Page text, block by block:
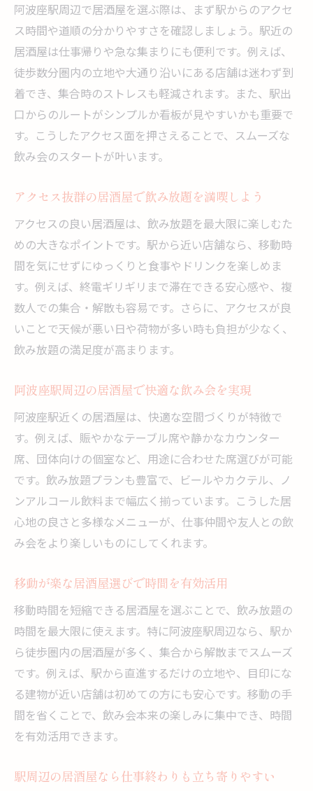
阿波座駅周辺で居酒屋を選ぶ際は、まず駅からのアクセ
ス時間や道順の分かりやすさを確認しましょう。駅近の
居酒屋は仕事帰りや急な集まりにも便利です。例えば、
徒歩数分圏内の立地や大通り沿いにある店舗は迷わず到
着でき、集合時のストレスも軽減されます。また、駅出
口からのルートがシンプルか看板が見やすいかも重要で
す。こうしたアクセス面を押さえることで、スムーズな
飲み会のスタートが叶います。
アクセス抜群の居酒屋で飲み放題を満喫しよう
アクセスの良い居酒屋は、飲み放題を最大限に楽しむた
めの大きなポイントです。駅から近い店舗なら、移動時
間を気にせずにゆっくりと食事やドリンクを楽しめま
す。例えば、終電ギリギリまで滞在できる安心感や、複
数人での集合・解散も容易です。さらに、アクセスが良
いことで天候が悪い日や荷物が多い時も負担が少なく、
飲み放題の満足度が高まります。
阿波座駅周辺の居酒屋で快適な飲み会を実現
阿波座駅近くの居酒屋は、快適な空間づくりが特徴で
す。例えば、賑やかなテーブル席や静かなカウンター
席、団体向けの個室など、用途に合わせた席選びが可能
です。飲み放題プランも豊富で、ビールやカクテル、ノ
ンアルコール飲料まで幅広く揃っています。こうした居
心地の良さと多様なメニューが、仕事仲間や友人との飲
み会をより楽しいものにしてくれます。
移動が楽な居酒屋選びで時間を有効活用
移動時間を短縮できる居酒屋を選ぶことで、飲み放題の
時間を最大限に使えます。特に阿波座駅周辺なら、駅か
ら徒歩圏内の居酒屋が多く、集合から解散までスムーズ
です。例えば、駅から直進するだけの立地や、目印にな
る建物が近い店舗は初めての方にも安心です。移動の手
間を省くことで、飲み会本来の楽しみに集中でき、時間
を有効活用できます。
駅周辺の居酒屋なら仕事終わりも立ち寄りやすい